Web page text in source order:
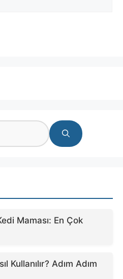
Maması: En Çok
Kullanılır? Adım Adım